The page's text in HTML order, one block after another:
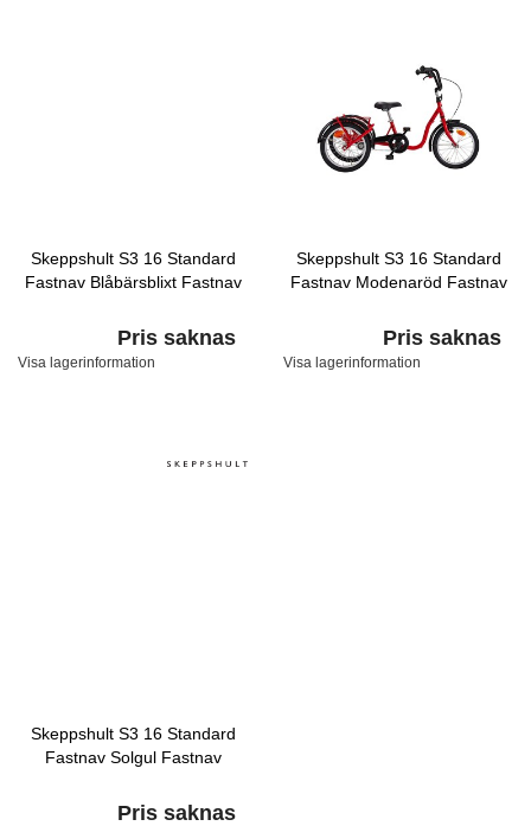
Skeppshult S3 16 Standard
Fastnav Blåbärsblixt Fastnav
Pris saknas
Visa lagerinformation
Skeppshult S3 16 Standard
Fastnav Modenaröd Fastnav
Pris saknas
Visa lagerinformation
Skeppshult S3 16 Standard
Fastnav Solgul Fastnav
Pris saknas